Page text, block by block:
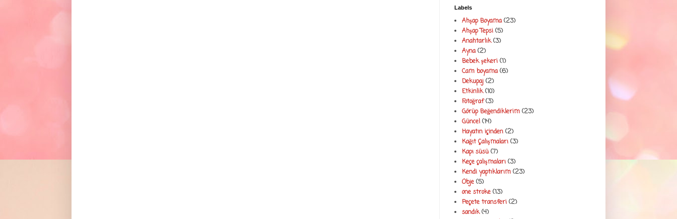
Labels
Ahşap Boyama (23)
Ahşap Tepsi (5)
Anahtarlık (3)
Ayna (2)
Bebek şekeri (1)
Cam boyama (6)
Dekupaj (2)
Etkinlik (10)
Fotoğraf (3)
Görüp Beğendiklerim (23)
Güncel (14)
Hayatın içinden (2)
Kağıt Çalışmaları (3)
Kapı süsü (7)
Keçe çalışmaları (3)
Kendi yaptıklarım (23)
Obje (5)
one stroke (13)
Peçete transferi (2)
sandık (4)